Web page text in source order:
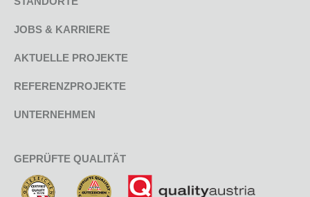
JOBS & KARRIERE
AKTUELLE PROJEKTE
REFERENZPROJEKTE
UNTERNEHMEN
GEPRÜFTE QUALITÄT